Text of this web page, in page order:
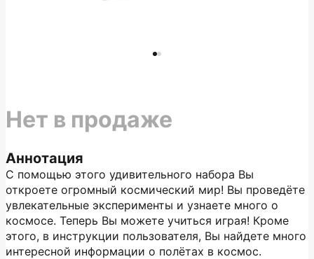
Аннотация
С помощью этого удивительного набора Вы
откроете огромный космический мир! Вы проведёте
увлекательные эксперименты и узнаете много о
космосе. Теперь Вы можете учиться играя! Кроме
этого, в инструкции пользователя, Вы найдете много
интересной информации о полётах в космос.
Нет в продаже